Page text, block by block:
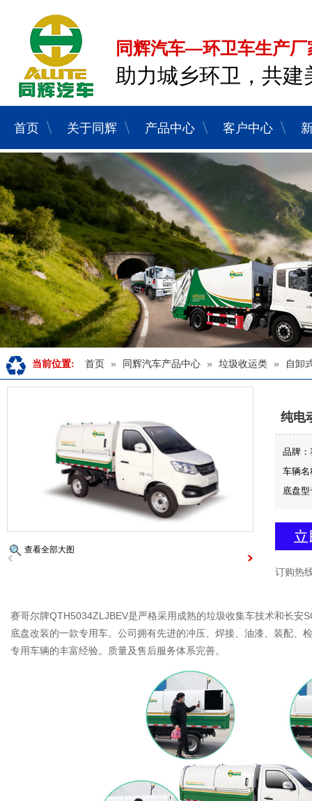
同辉汽车—环卫车生产厂
助力城乡环卫，共建
首页 关于同辉 产品中心 客户中心
当前位置: 首页 » 同辉汽车产品中心 » 垃圾收运类 » 自卸
查看全部大图
纯电
品牌：
车辆名
底盘
订购热
赛哥尔牌QTH5034ZLJBEV是严格采用成熟的垃圾收集车技术和长安
底盘改装的一款专用车。公司拥有先进的冲压、焊接、油漆、装配、
专用车辆的丰富经验。质量及售后服务体系完善。